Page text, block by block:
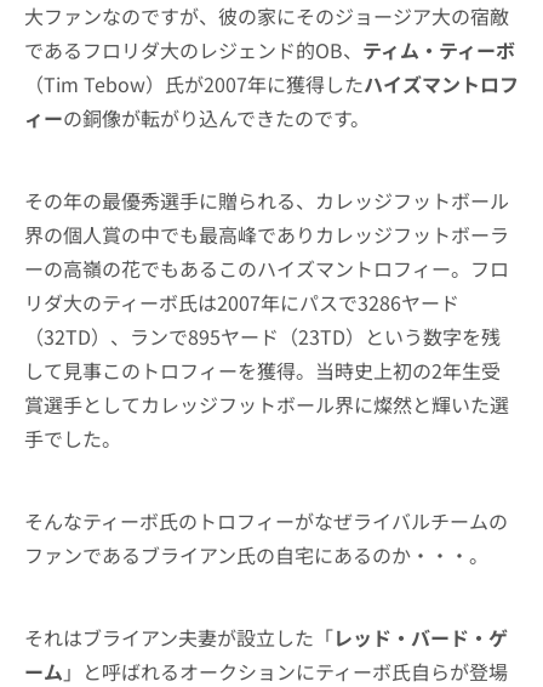
大ファンなのですが、彼の家にそのジョージア大の宿敵
であるフロリダ大のレジェンド的OB、 ティム・ティーボ
（Tim Tebow）氏が2007年に獲得したハイズマントロフ
ィーの銅像が転がり込んできたのです。
その年の最優秀選手に贈られる、カレッジフットボール
界の個人賞の中でも最高峰でありカレッジフットボーラ
ーの高嶺の花でもあるこのハイズマントロフィー。フロ
リダ大のティーボ氏は2007年にパスで3286ヤード
（32TD）、ランで895ヤード（23TD）という数字を残
して見事このトロフィーを獲得。当時史上初の2年生受
賞選手としてカレッジフットボール界に燦然と輝いた選
手でした。
そんなティーボ氏のトロフィーがなぜライバルチームの
ファンであるブライアン氏の自宅にあるのか・・・。
それはブライアン夫妻が設立した「レッド・バード・ゲ
ーム 」と呼ばれるオークションにティーボ氏自らが登場